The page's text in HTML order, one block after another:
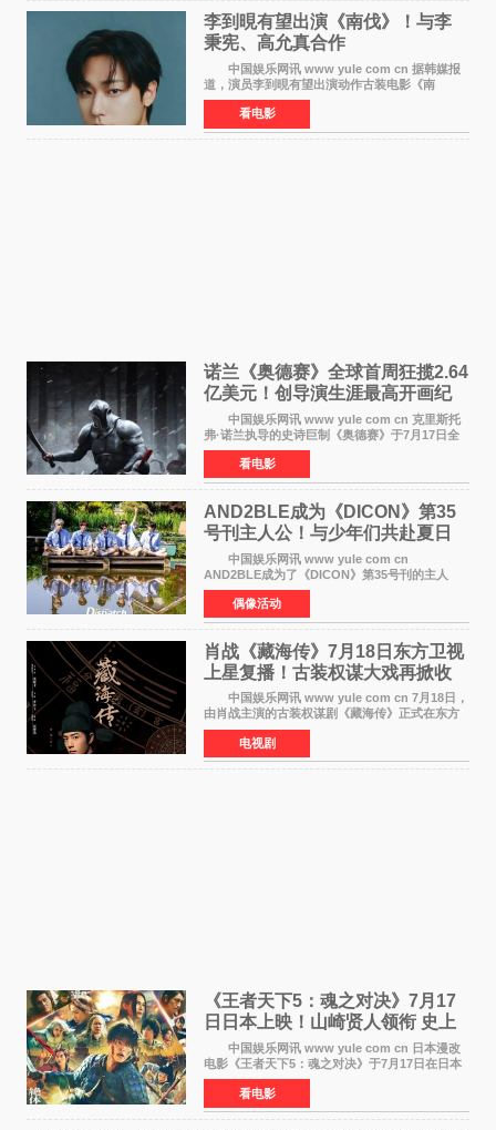
李到晛有望出演《南伐》！与李
秉宪、高允真合作
中国娱乐网讯 www yule com cn 据韩媒报
道，演员李到晛有望出演动作古装电影《南
伐》，与李秉宪、高允真合作，引发关注。
该片为动作古装片，讲述朝鲜初期，为了解救被
倭寇绑走的俘虏，9
看电影
诺兰《奥德赛》全球首周狂揽2.64
亿美元！创导演生涯最高开画纪
中国娱乐网讯 www yule com cn 克里斯托
弗·诺兰执导的史诗巨制《奥德赛》于7月17日全
球上映，首周末票房表现远超预期——北美首周
三天粗报1 245亿美元（开画3919馆），全球首周
2 641亿美元
看电影
AND2BLE成为《DICON》第35
号刊主人公！与少年们共赴夏日
之约
中国娱乐网讯 www yule com cn
AND2BLE成为了《DICON》第35号刊的主人
公，本期标题为And The Summer。作为出道后
首次担任杂志画报主角的完整体，AND2BLE用清
澈的少年感与全新的夏天相遇了
偶像活动
肖战《藏海传》7月18日东方卫视
上星复播！古装权谋大戏再掀收
视热潮
中国娱乐网讯 www yule com cn 7月18日，
由肖战主演的古装权谋剧《藏海传》正式在东方
卫视上星复播，引发广泛关注。该剧此前已在网
络平台播出，凭借精良制作和紧凑剧情收获不俗
口碑，此次上
电视剧
《王者天下5：魂之对决》7月17
日日本上映！山崎贤人领衔 史上
最大“函谷关防卫战”
中国娱乐网讯 www yule com cn 日本漫改
电影《王者天下5：魂之对决》于7月17日在日本
全国上映。这部由佐藤信介执导、山崎贤人主演
的历史动作片，改编自原泰久同名人气漫画，继
续讲述信和漂
看电影